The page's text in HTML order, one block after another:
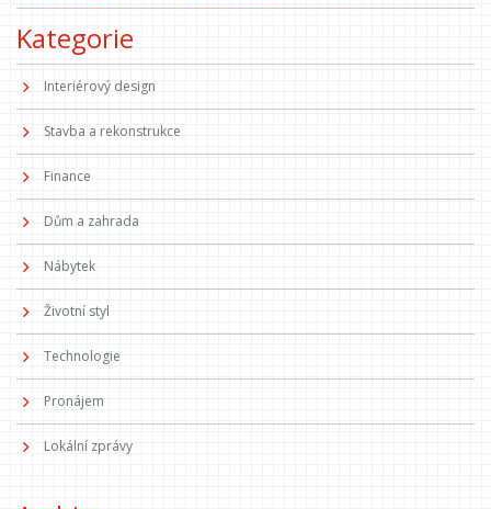
Kategorie
Interiérový design
Stavba a rekonstrukce
Finance
Dům a zahrada
Nábytek
Životní styl
Technologie
Pronájem
Lokální zprávy